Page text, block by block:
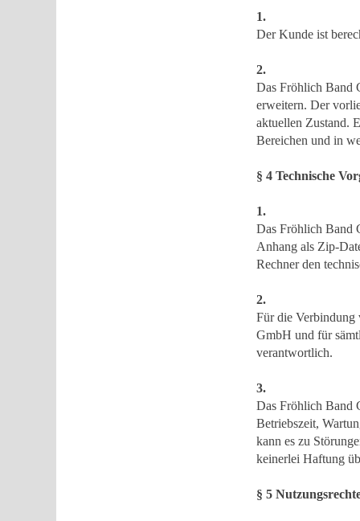
1.
Der Kunde ist
2.
Das Fröhlich Band
erweitern. Der
aktuellen Zustand.
Bereichen und in
§ 4 Technische
1.
Das Fröhlich Band
Anhang als Zip-
Rechner den
2.
Für die Verbindung
GmbH und für
verantwortlich.
3.
Das Fröhlich Band
Betriebszeit,
kann es zu
keinerlei Haftung
§ 5